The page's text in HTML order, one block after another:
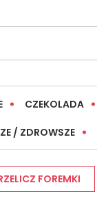
CZEKOLADA
/ ZDROWSZE
FOREMKI